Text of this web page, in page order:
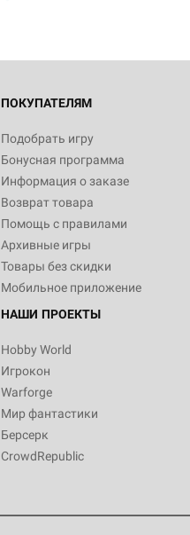
ПОКУПАТЕЛЯМ
Подобрать игру
Бонусная программа
Информация о заказе
Возврат товара
Помощь с правилами
Архивные игры
Товары без скидки
Мобильное приложение
НАШИ ПРОЕКТЫ
Hobby World
Игрокон
Warforge
Мир фантастики
Берсерк
CrowdRepublic